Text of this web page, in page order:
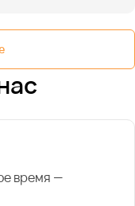
время —